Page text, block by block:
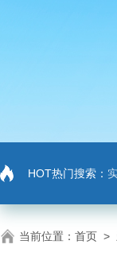
HOT热门搜索：
当前位置： 首页 >